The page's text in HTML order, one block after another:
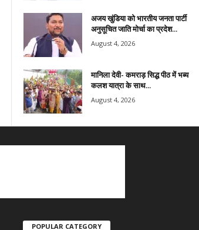
अजय खुंडिया को भारतीय जनता पार्टी
अनुसूचित जाति मोर्चा का प्रदेश...
August 4, 2026
मानिला देवी- कमराड़ सिद्ध पीठ में भब्य
कलश यात्रा के साथ...
August 4, 2026
POPULAR CATEGORY